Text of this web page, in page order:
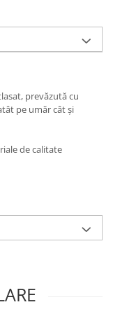
prevăzută cu
pe umăr cât și
de calitate